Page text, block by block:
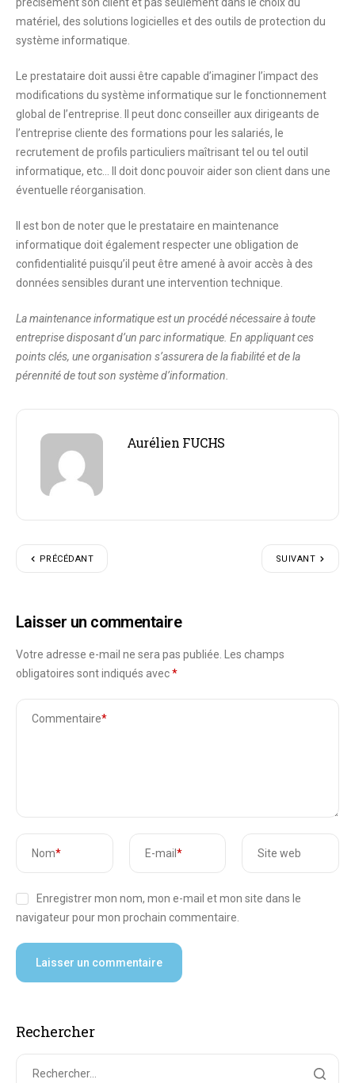
matériel, des solutions logicielles et des outils de protection du
système informatique.
Le prestataire doit aussi être capable d’imaginer l’impact des
modifications du système informatique sur le fonctionnement
global de l’entreprise. Il peut donc conseiller aux dirigeants de
l’entreprise cliente des formations pour les salariés, le
recrutement de profils particuliers maîtrisant tel ou tel outil
informatique, etc… Il doit donc pouvoir aider son client dans une
éventuelle réorganisation.
Il est bon de noter que le prestataire en maintenance
informatique doit également respecter une obligation de
confidentialité puisqu’il peut être amené à avoir accès à des
données sensibles durant une intervention technique.
La maintenance informatique est un procédé nécessaire à toute
entreprise disposant d’un parc informatique. En appliquant ces
points clés, une organisation s’assurera de la fiabilité et de la
pérennité de tout son système d’information.
Aurélien FUCHS
PRÉCÉDANT SUIVANT
Laisser un commentaire
Votre adresse e-mail ne sera pas publiée.
Les champs
obligatoires sont indiqués avec*
Commentaire*
Nom* E-mail * Site web
Enregistrer mon nom, mon e-mail et mon site dans le
navigateur pour mon prochain commentaire.
Rechercher